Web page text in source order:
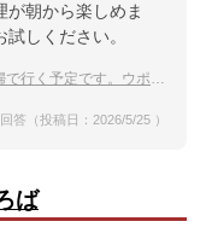
が朝から楽しめま
しください。
イ付近でおすすめの温泉宿を教えて下さい。
答（投稿日：2026/5/25 ）
ば